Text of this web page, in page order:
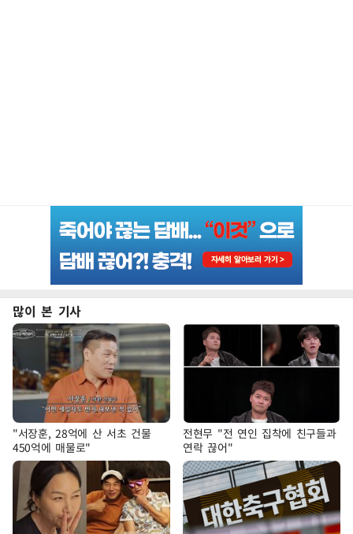
많이 본 기사
"서장훈, 28억에 산 서초 건물
450억에 매물로"
전현무 "전 연인 집착에 친구들과
연락 끊어"